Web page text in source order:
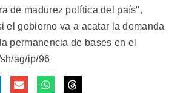
de madurez política del país",
el gobierno va a acatar la demanda
permanencia de bases en el
ag/ip/96